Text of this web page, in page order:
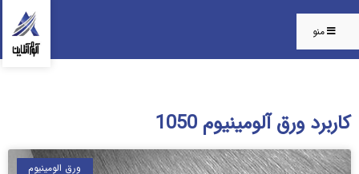
منو
کاربرد ورق آلومینیوم 1050
ورق الومینیوم